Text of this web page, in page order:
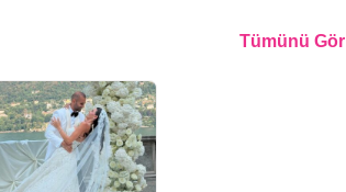
Tümünü Gör